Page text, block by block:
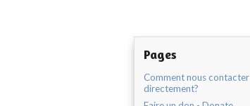
Pages
Comment nous contacter
directement?